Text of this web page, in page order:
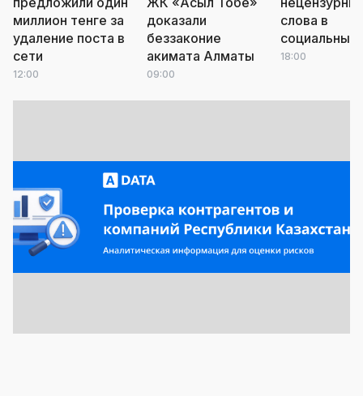
миллион тенге за
удаление поста в
сети
12:00
доказали
беззаконие
акимата Алматы
09:00
слова в
социальных
18:00